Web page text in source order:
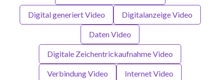
Digital generiert Video Digitalanzeige Video
Daten Video
Digitale Zeichentrickaufnahme Video
Verbindung Video Internet Video